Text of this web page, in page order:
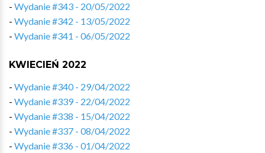
- Wydanie #343 - 20/05/2022
- Wydanie #342 - 13/05/2022
- Wydanie #341 - 06/05/2022
KWIECIEŃ 2022
- Wydanie #340 - 29/04/2022
- Wydanie #339 - 22/04/2022
- Wydanie #338 - 15/04/2022
- Wydanie #337 - 08/04/2022
- Wydanie #336 - 01/04/2022